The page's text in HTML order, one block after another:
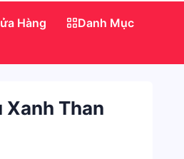
Hàng Danh Mục
Xanh Than